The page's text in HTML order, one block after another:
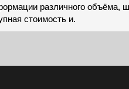
различного объёма,
стоимость и.